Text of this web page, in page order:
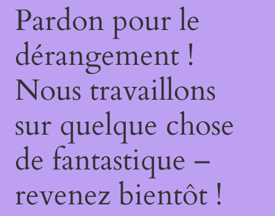
Pardon pour le
dérangement !
Nous travaillons
sur quelque chose
de fantastique –
revenez bientôt !